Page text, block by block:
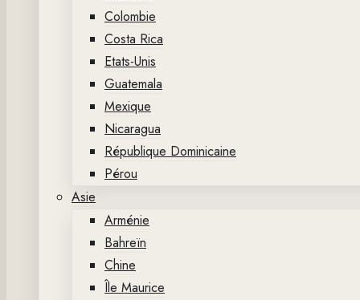
Colombie
Costa Rica
Etats-Unis
Guatemala
Mexique
Nicaragua
République Dominicaine
Pérou
Asie
Arménie
Bahreïn
Chine
Île Maurice